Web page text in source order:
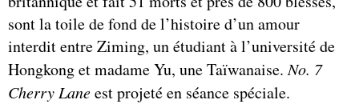
sont la toile de fond de l’histoire d’un amour
interdit entre Ziming, un étudiant à l’université de
Hongkong et madame Yu, une Taïwanaise.No. 7
Cherry Laneest projeté en séance spéciale.